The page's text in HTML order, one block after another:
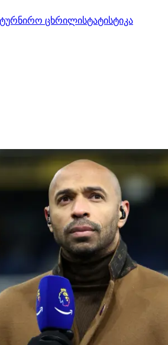
ცხრილისტატისტიკა